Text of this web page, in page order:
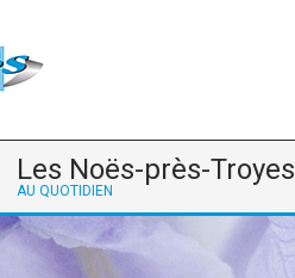
Les Noës-près-Troyes
AU QUOTIDIEN